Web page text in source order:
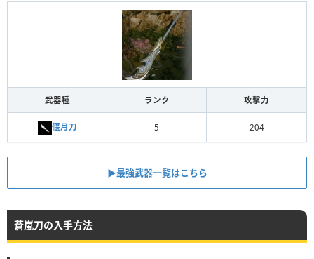
武器種 ランク 攻撃力
偃月刀 5 204
▶︎最強武器一覧はこちら
蒼嵐刀の入手方法